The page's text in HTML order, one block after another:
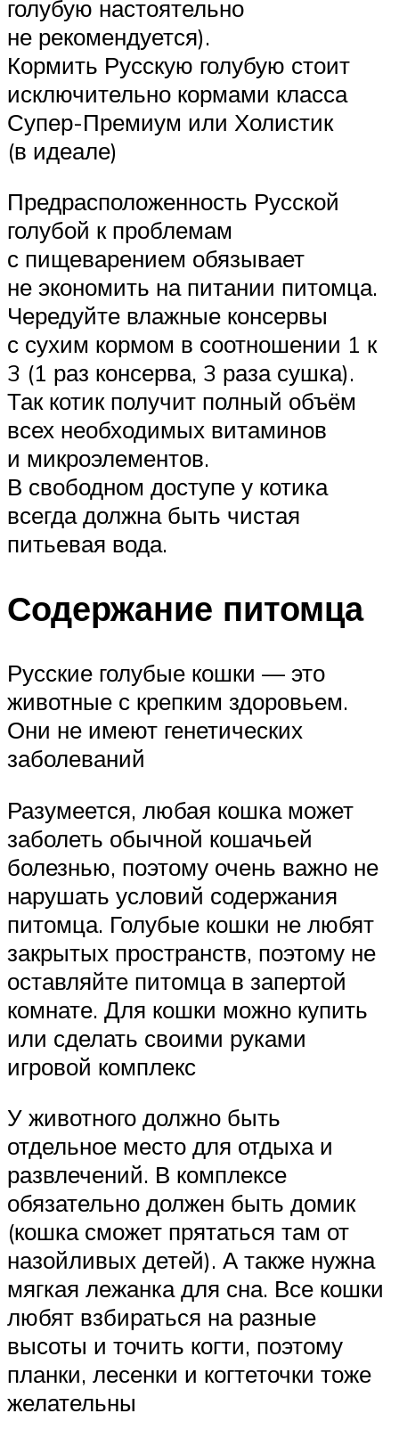
голубую настоятельно
не рекомендуется).
Кормить Русскую голубую стоит
исключительно кормами класса
Супер-Премиум или Холистик
(в идеале)
Предрасположенность Русской
голубой к проблемам
с пищеварением обязывает
не экономить на питании питомца.
Чередуйте влажные консервы
с сухим кормом в соотношении 1 к
3 (1 раз консерва, 3 раза сушка).
Так котик получит полный объём
всех необходимых витаминов
и микроэлементов.
В свободном доступе у котика
всегда должна быть чистая
питьевая вода.
Содержание питомца
Русские голубые кошки — это
животные с крепким здоровьем.
Они не имеют генетических
заболеваний
Разумеется, любая кошка может
заболеть обычной кошачьей
болезнью, поэтому очень важно не
нарушать условий содержания
питомца. Голубые кошки не любят
закрытых пространств, поэтому не
оставляйте питомца в запертой
комнате. Для кошки можно купить
или сделать своими руками
игровой комплекс
У животного должно быть
отдельное место для отдыха и
развлечений. В комплексе
обязательно должен быть домик
(кошка сможет прятаться там от
назойливых детей). А также нужна
мягкая лежанка для сна. Все кошки
любят взбираться на разные
высоты и точить когти, поэтому
планки, лесенки и когтеточки тоже
желательны